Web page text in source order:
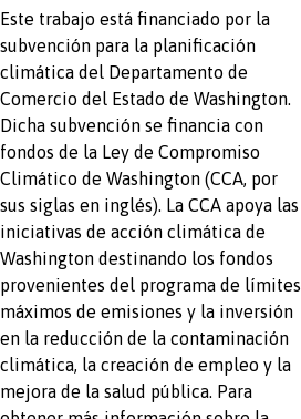
Este trabajo está financiado por la
subvención para la planificación
climática del Departamento de
Comercio del Estado de Washington.
Dicha subvención se financia con
fondos de la Ley de Compromiso
Climático de Washington (CCA, por
sus siglas en inglés). La CCA apoya las
iniciativas de acción climática de
Washington destinando los fondos
provenientes del programa de límites
máximos de emisiones y la inversión
en la reducción de la contaminación
climática, la creación de empleo y la
mejora de la salud pública. Para